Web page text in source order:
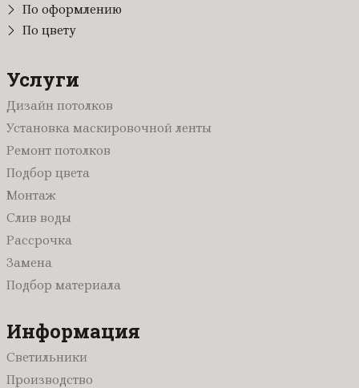
В санузел (туалет)
В гостиную
В спальню
На балкон / на лоджию
На кухню
Для коттеджа
В прихожую
По оформлению
Светопрозрачные
Кривые линии
Парящие
С рисунком
С подсветкой
Фактурные с тиснением и узором
С трековыми светильниками
По цвету
Голубые
Розовые
Красные
Услуги
Дизайн потолков
Установка маскировочной ленты
Ремонт потолков
Подбор цвета
Монтаж
Слив воды
Рассрочка
Замена
Подбор материала
Информация
Светильники
Производство